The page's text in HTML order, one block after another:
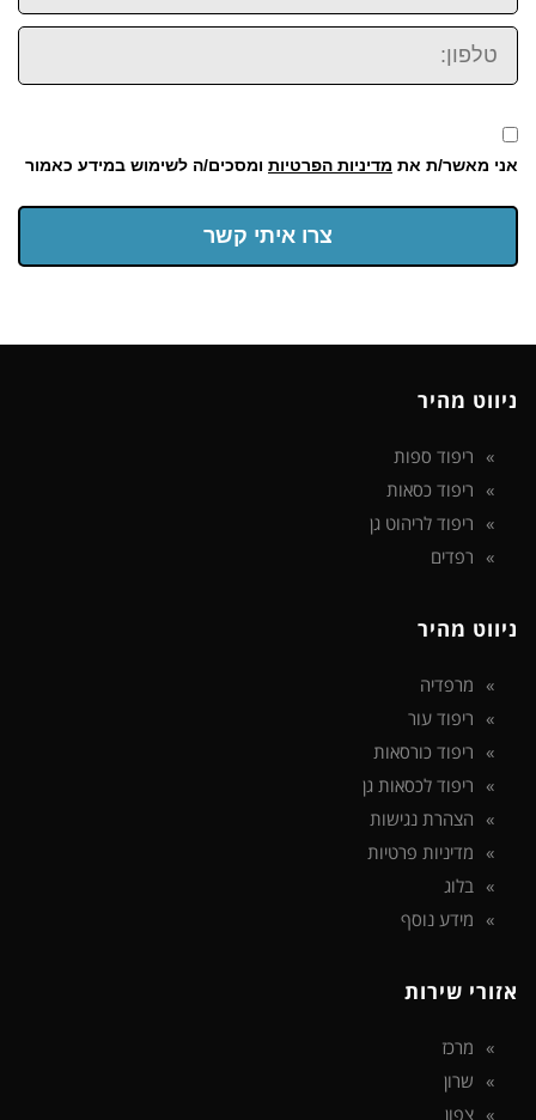
טלפון:
אני מאשר/ת את מדיניות הפרטיות ומסכים/ה לשימוש במידע כאמור
צרו איתי קשר
ניווט מהיר
ריפוד ספות
ריפוד כסאות
ריפוד לריהוט גן
רפדים
ניווט מהיר
מרפדיה
ריפוד עור
ריפוד כורסאות
ריפוד לכסאות גן
הצהרת נגישות
מדיניות פרטיות
בלוג
מידע נוסף
אזורי שירות
מרכז
שרון
צפון